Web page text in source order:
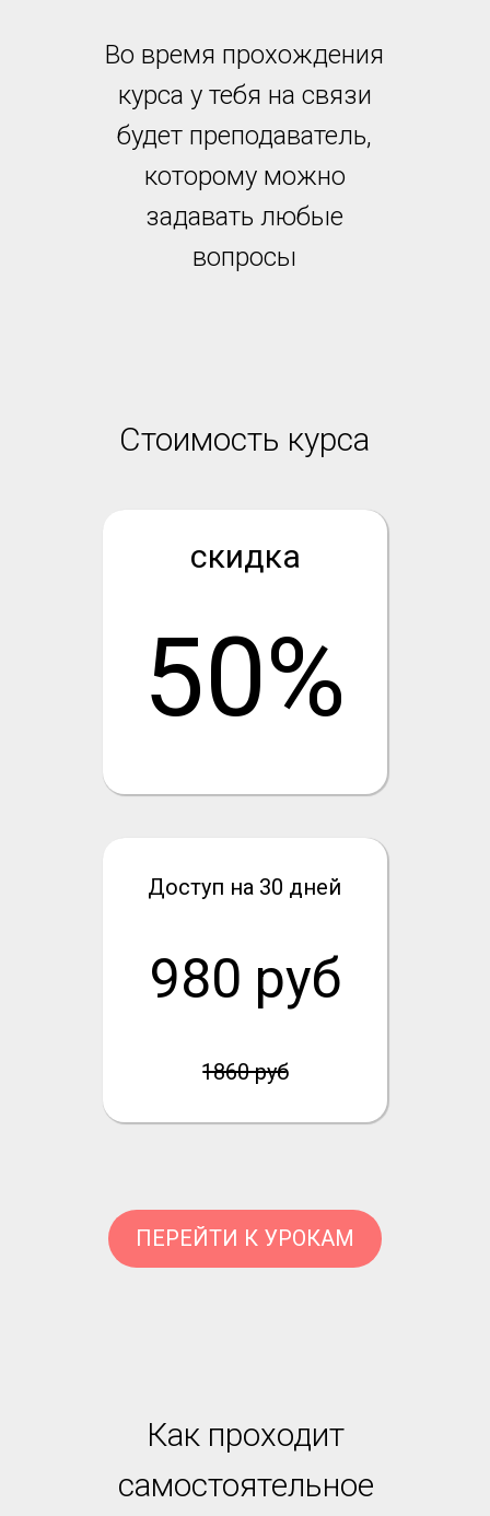
Во время прохождения
курса у тебя на связи
будет преподаватель,
которому можно
задавать любые
вопросы
Стоимость курса
скидка
50%
Доступ на 30 дней
980 руб
1860 руб
ПЕРЕЙТИ К УРОКАМ
Как проходит
самостоятельное